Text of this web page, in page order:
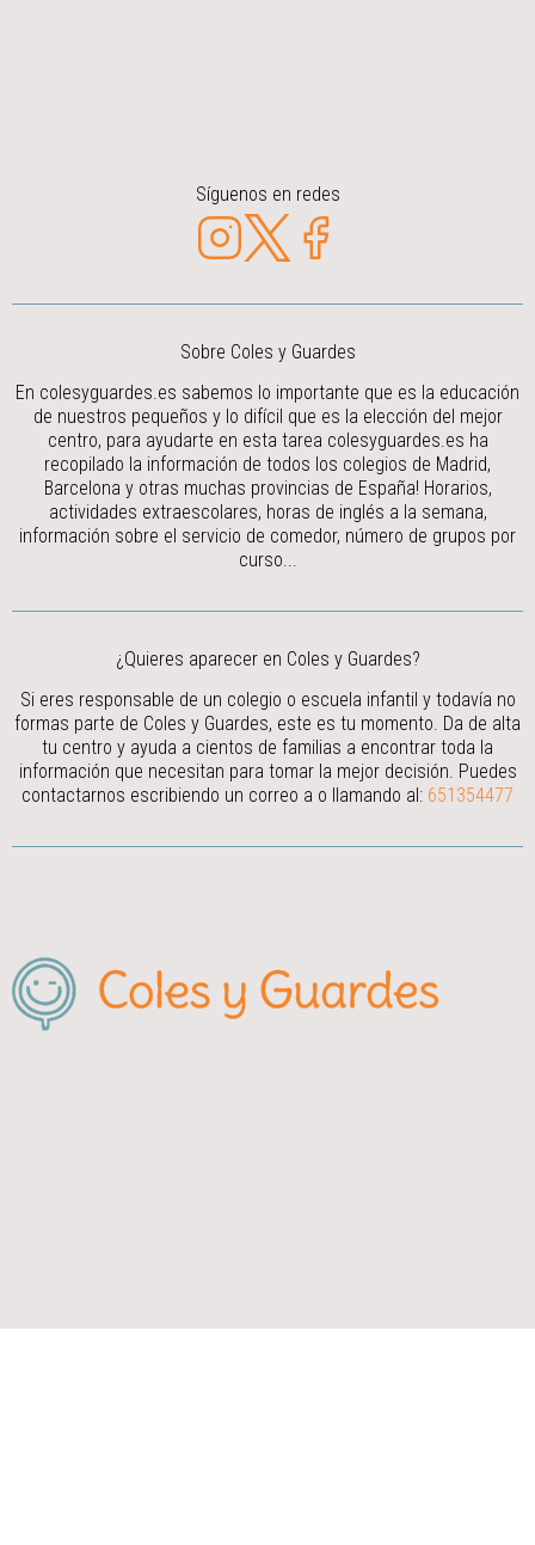
Síguenos en redes
Sobre Coles y Guardes
En colesyguardes.es sabemos lo importante que es la educación
de nuestros pequeños y lo difícil que es la elección del mejor
centro, para ayudarte en esta tarea colesyguardes.es ha
recopilado la información de todos los colegios de Madrid,
Barcelona y otras muchas provincias de España! Horarios,
actividades extraescolares, horas de inglés a la semana,
información sobre el servicio de comedor, número de grupos por
curso...
¿Quieres aparecer en Coles y Guardes?
Si eres responsable de un colegio o escuela infantil y todavía no
formas parte de Coles y Guardes, este es tu momento. Da de alta
tu centro y ayuda a cientos de familias a encontrar toda la
información que necesitan para tomar la mejor decisión. Puedes
contactarnos escribiendo un correo a o llamando al: 651354477